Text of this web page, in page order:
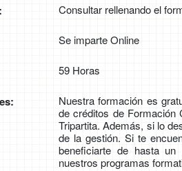
Consultar rellenando el
Se imparte Online
59 Horas
Nuestra formación es
de créditos de Formación
Tripartita. Además, si lo
de la gestión. Si te
beneficiarte de hasta
nuestros programas